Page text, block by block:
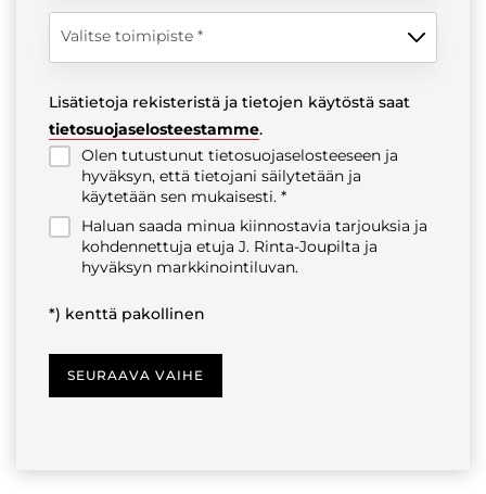
Valitse toimipiste
Lisätietoja rekisteristä ja tietojen käytöstä saat
tietosuojaselosteestamme.
Olen tutustunut tietosuojaselosteeseen ja
hyväksyn, että tietojani säilytetään ja
käytetään sen mukaisesti.
Haluan saada minua kiinnostavia tarjouksia ja
kohdennettuja etuja J. Rinta-Joupilta ja
hyväksyn markkinointiluvan.
*) kenttä pakollinen
SEURAAVA VAIHE